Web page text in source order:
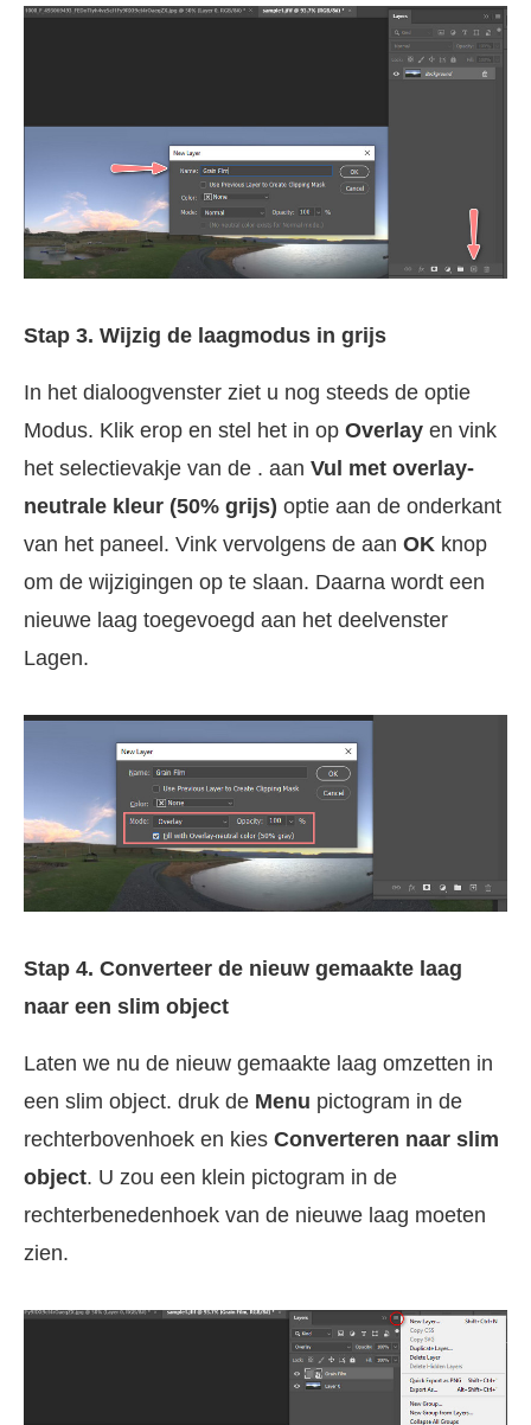
Stap 3. Wijzig de laagmodus in grijs
In het dialoogvenster ziet u nog steeds de optie
Modus. Klik erop en stel het in op Overlay en vink
het selectievakje van de . aan Vul met overlay-
neutrale kleur (50% grijs) optie aan de onderkant
van het paneel. Vink vervolgens de aan OK knop
om de wijzigingen op te slaan. Daarna wordt een
nieuwe laag toegevoegd aan het deelvenster
Lagen.
Stap 4. Converteer de nieuw gemaakte laag
naar een slim object
Laten we nu de nieuw gemaakte laag omzetten in
een slim object. druk de Menu pictogram in de
rechterbovenhoek en kies Converteren naar slim
object. U zou een klein pictogram in de
rechterbenedenhoek van de nieuwe laag moeten
zien.